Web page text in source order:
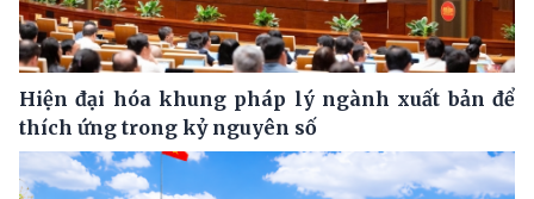
Hiện đại hóa khung pháp lý ngành xuất bản để
thích ứng trong kỷ nguyên số